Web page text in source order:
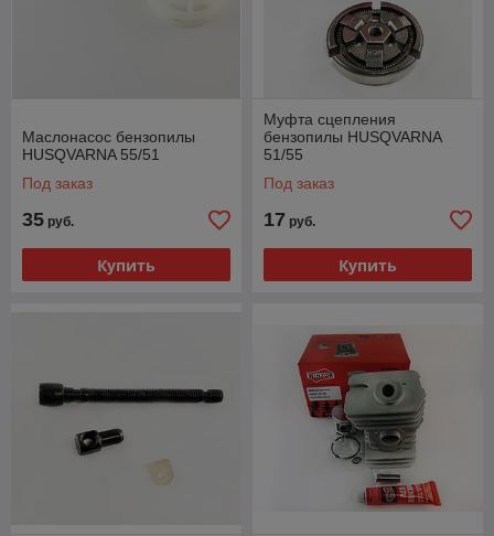
Маслонасос бензопилы
HUSQVARNA 55/51
Под заказ
35 руб.
Купить
Муфта сцепления
бензопилы HUSQVARNA
51/55
Под заказ
17 руб.
Купить